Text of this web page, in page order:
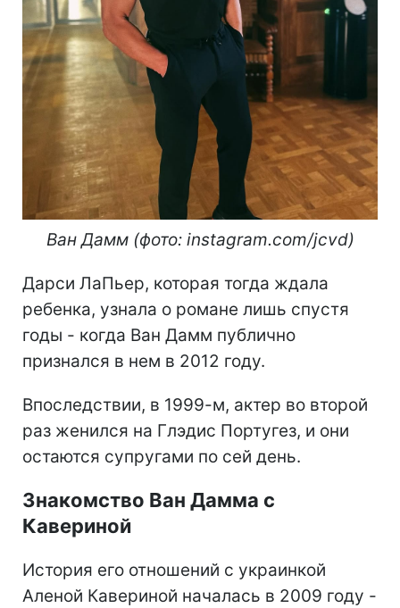
Ван Дамм (фото: instagram.com/jcvd)
Дарси ЛаПьер, которая тогда ждала
ребенка, узнала о романе лишь спустя
годы - когда Ван Дамм публично
признался в нем в 2012 году.
Впоследствии, в 1999-м, актер во второй
раз женился на Глэдис Португез, и они
остаются супругами по сей день.
Знакомство Ван Дамма с
Кавериной
История его отношений с украинкой
Аленой Кавериной началась в 2009 году -